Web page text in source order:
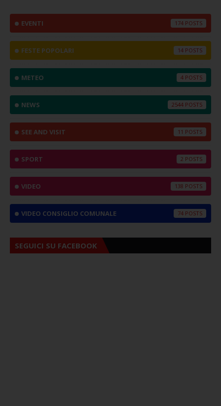
EVENTI 174
FESTE POPOLARI 14
METEO 4
NEWS 2544
SEE AND VISIT 11
SPORT 2
VIDEO 138
VIDEO CONSIGLIO COMUNALE 74
SEGUICI SU FACEBOOK